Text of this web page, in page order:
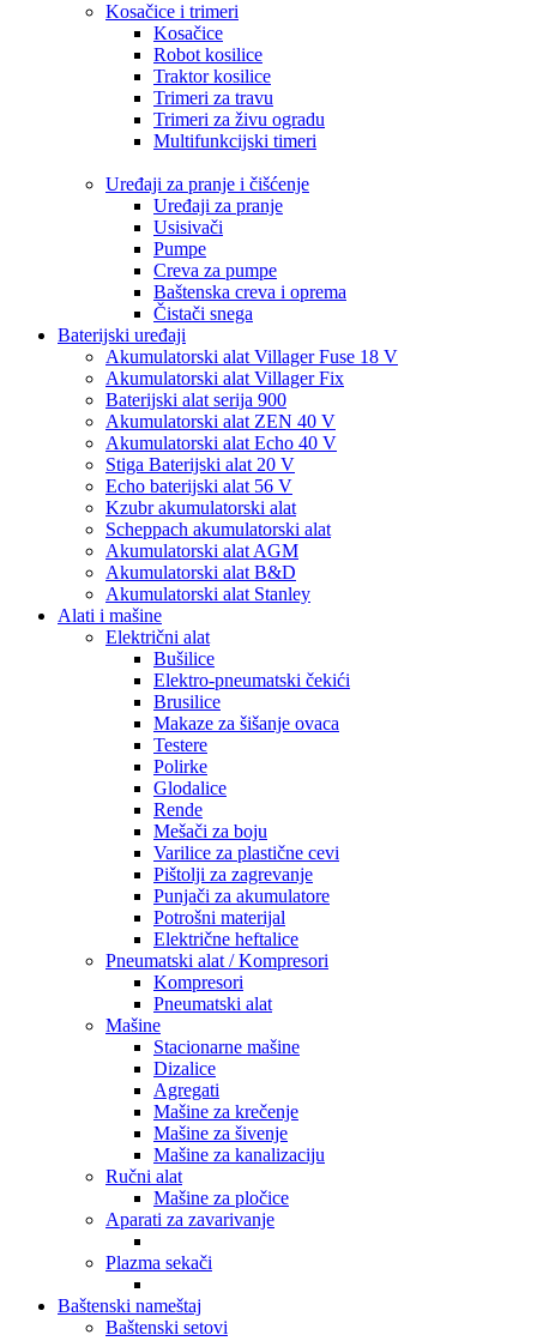
Kosačice i trimeri
Kosačice
Robot kosilice
Traktor kosilice
Trimeri za travu
Trimeri za živu ogradu
Multifunkcijski timeri
Uređaji za pranje i čišćenje
Uređaji za pranje
Usisivači
Pumpe
Creva za pumpe
Baštenska creva i oprema
Čistači snega
Baterijski uređaji
Akumulatorski alat Villager Fuse 18 V
Akumulatorski alat Villager Fix
Baterijski alat serija 900
Akumulatorski alat ZEN 40 V
Akumulatorski alat Echo 40 V
Stiga Baterijski alat 20 V
Echo baterijski alat 56 V
Kzubr akumulatorski alat
Scheppach akumulatorski alat
Akumulatorski alat AGM
Akumulatorski alat B&D
Akumulatorski alat Stanley
Alati i mašine
Električni alat
Bušilice
Elektro-pneumatski čekići
Brusilice
Makaze za šišanje ovaca
Testere
Polirke
Glodalice
Rende
Mešači za boju
Varilice za plastične cevi
Pištolji za zagrevanje
Punjači za akumulatore
Potrošni materijal
Električne heftalice
Pneumatski alat / Kompresori
Kompresori
Pneumatski alat
Mašine
Stacionarne mašine
Dizalice
Agregati
Mašine za krečenje
Mašine za šivenje
Mašine za kanalizaciju
Ručni alat
Mašine za pločice
Aparati za zavarivanje
Plazma sekači
Baštenski nameštaj
Baštenski setovi